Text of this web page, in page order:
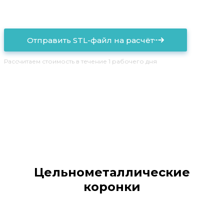
Отправить STL-файл на расчёт
Рассчитаем стоимость в течение 1 рабочего дня
Цельнометаллические
коронки